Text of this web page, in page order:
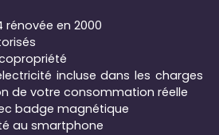
rénovée en 2000
incluse dans les charges
de votre consommation réelle
badge magnétique
au smartphone